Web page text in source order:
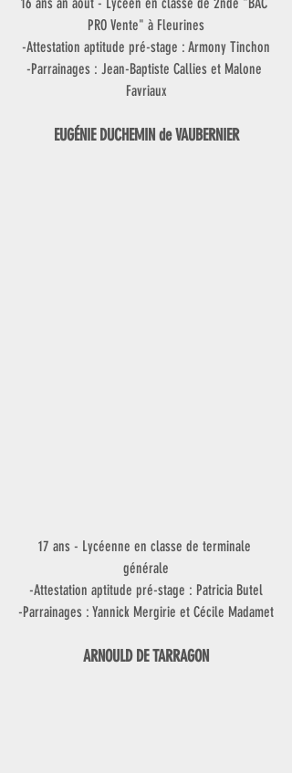
PRO Vente" à Fleurines
-Attestation aptitude pré-stage : Armony Tinchon
-Parrainages : Jean-Baptiste Callies et Malone
Favriaux
EUGÉNIE DUCHEMIN de VAUBERNIER
17 ans - Lycéenne en classe de terminale
générale
-Attestation aptitude pré-stage : Patricia Butel
-Parrainages : Yannick Mergirie et Cécile Madamet
ARNOULD DE TARRAGON